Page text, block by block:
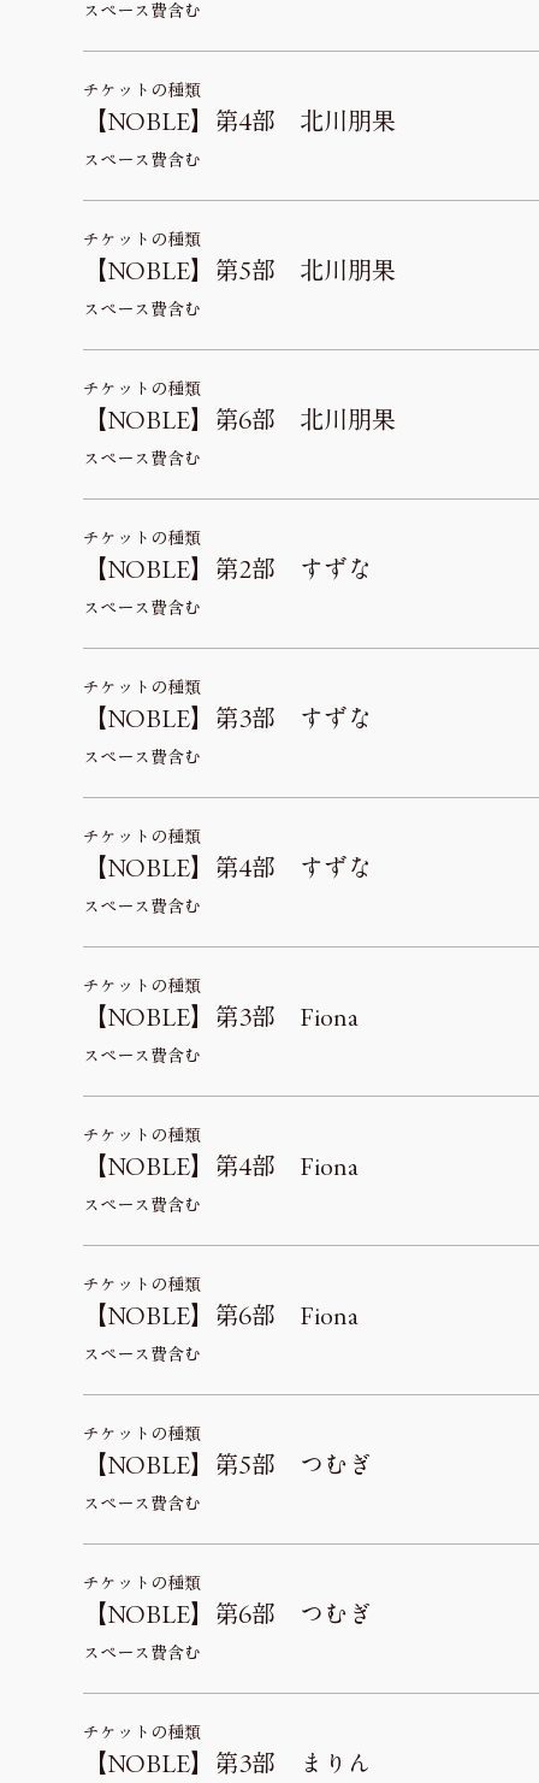
スペース費含む
チケットの種類
【NOBLE】第4部 北川朋果
スペース費含む
チケットの種類
【NOBLE】第5部 北川朋果
スペース費含む
チケットの種類
【NOBLE】第6部 北川朋果
スペース費含む
チケットの種類
【NOBLE】第2部 すずな
スペース費含む
チケットの種類
【NOBLE】第3部 すずな
スペース費含む
チケットの種類
【NOBLE】第4部 すずな
スペース費含む
チケットの種類
【NOBLE】第3部 Fiona
スペース費含む
チケットの種類
【NOBLE】第4部 Fiona
スペース費含む
チケットの種類
【NOBLE】第6部 Fiona
スペース費含む
チケットの種類
【NOBLE】第5部 つむぎ
スペース費含む
チケットの種類
【NOBLE】第6部 つむぎ
スペース費含む
チケットの種類
【NOBLE】第3部 まりん